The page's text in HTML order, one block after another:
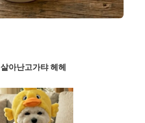
살아난고가탸 헤헤